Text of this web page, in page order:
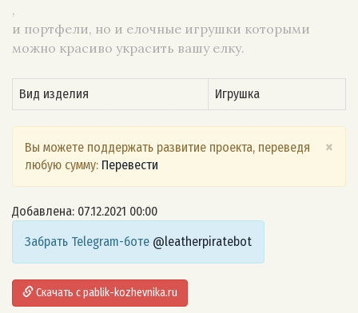
,
и портфели, но и елочные игрушки которыми
можно красиво украсить вашу елку.
Вид изделия Игрушка
×
Вы можете поддержать развитие проекта, переведя
любую сумму: Перевести
Добавлена: 07.12.2021 00:00
Забрать Telegram-боте @leatherpiratebot
Скачать с pablik-kozhevnika.ru